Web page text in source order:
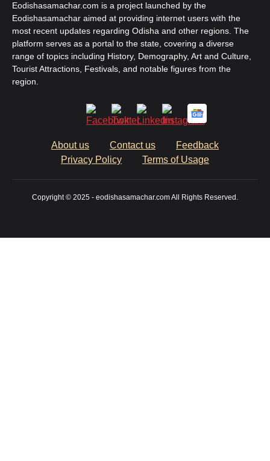
Eodishasamachar.com is a project launched by the
Eodishasamachar aimed at providing internet users with the
most recent updates regarding Odisha and other regions. The
platform serves as a portal to the state, covering a diverse
range of topics including History, Demography, Art and Culture,
Tourist Attractions, Festivals, and notable figures from the
region.
About us Contact us
Feedback
Privacy Policy
Terms of Usage
Copyright © 2025 - eodishasamachar.com All Rights Reserved.